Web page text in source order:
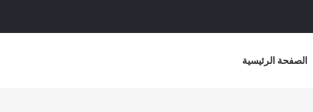
الصفحة الرئيسية